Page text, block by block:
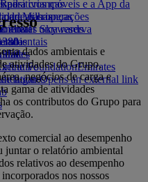
lugares
para crianças
as crianças
nas operações
FoundationEmirates
Opens an external link
de Milhas
Skywards
móveis e a App da
alterar uma reserva
dados ambientais e
atividades do Grupo,
negócios de carga e
gama de atividades
os contributos do Grupo para
comercial ao desempenho
juntar o relatório ambiental
relativos ao desempenho
nos nossos